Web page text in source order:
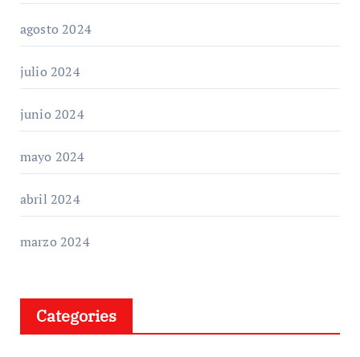
agosto 2024
julio 2024
junio 2024
mayo 2024
abril 2024
marzo 2024
Categories